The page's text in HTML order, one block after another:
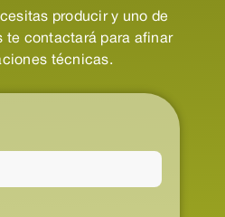
producir y uno de
te contactará para afinar
técnicas.